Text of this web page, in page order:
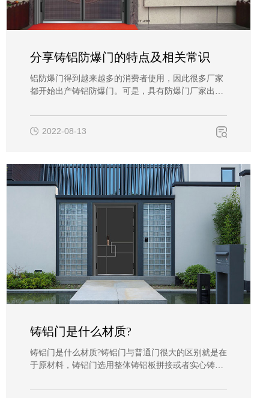
分享铸铝防爆门的特点及相关常识
铝防爆门得到越来越多的消费者使用，因此很多厂家
都开始出产铸铝防爆门。可是，具有防爆门厂家出产
铝门的基本参数。 铸铝防爆门跟铸铝门的结构工
艺是共同的，都是由铸铝板加上级门芯结构，经过一
2022-08-13
铸铝门是什么材质?
铸铝门是什么材质?铸铝门与普通门很大的区别就是在
于原材料，铸铝门选用整体铸铝板拼接或者实心铸铝
与禁，但是铸铝大门(铸铝门)作为一道大门，同样是